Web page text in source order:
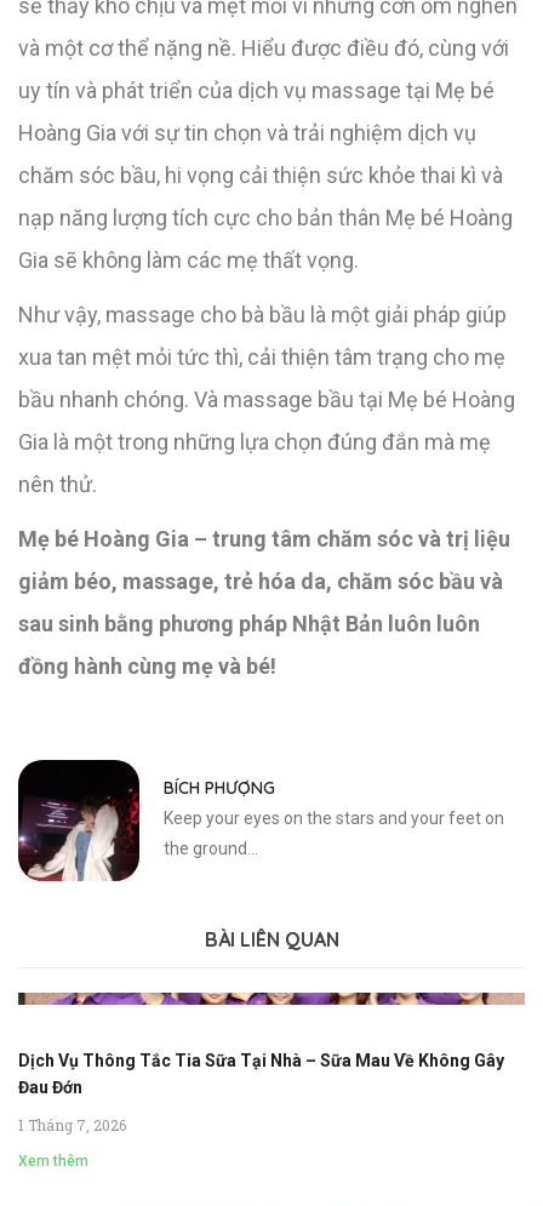
và một cơ thể nặng nề. Hiểu được điều đó, cùng với
uy tín và phát triển của dịch vụ massage tại Mẹ bé
Hoàng Gia với sự tin chọn và trải nghiệm dịch vụ
chăm sóc bầu, hi vọng cải thiện sức khỏe thai kì và
nạp năng lượng tích cực cho bản thân Mẹ bé Hoàng
Gia sẽ không làm các mẹ thất vọng.
Như vậy, massage cho bà bầu là một giải pháp giúp
xua tan mệt mỏi tức thì, cải thiện tâm trạng cho mẹ
bầu nhanh chóng. Và massage bầu tại Mẹ bé Hoàng
Gia là một trong những lựa chọn đúng đắn mà mẹ
nên thử.
Mẹ bé Hoàng Gia – trung tâm chăm sóc và trị liệu
giảm béo, massage, trẻ hóa da, chăm sóc bầu và
sau sinh bằng phương pháp Nhật Bản luôn luôn
đồng hành cùng mẹ và bé!
BÍCH PHƯỢNG
Keep your eyes on the stars and your feet on
the ground...
BÀI LIÊN QUAN
Dịch Vụ Thông Tắc Tia Sữa Tại Nhà – Sữa Mau Về Không Gây
Đau Đớn
1 Tháng 7, 2026
Xem thêm